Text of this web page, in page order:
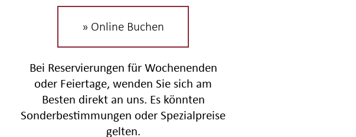
» Online Buchen
Bei Reservierungen für Wochenenden
oder Feiertage, wenden Sie sich am
Besten direkt an uns. Es könnten
Sonderbestimmungen oder Spezialpreise
gelten.